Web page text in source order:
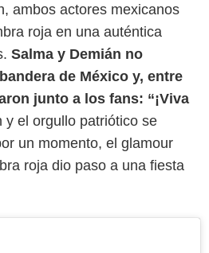
ambos actores mexicanos
roja en una auténtica
Salma y Demián no
de México y, entre
junto a los fans: “¡Viva
y el orgullo patriótico se
un momento, el glamour
roja dio paso a una fiesta